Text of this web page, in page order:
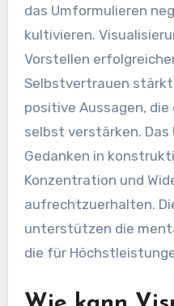
das Umformulieren
kultivieren.
Vorstellen
Selbstvertrauen
positive Aussagen, die
selbst verstärken.
Gedanken in
Konzentration und
aufrechtzuerhalten.
unterstützen die
die für